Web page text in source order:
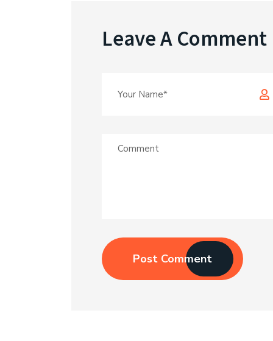
Leave A Comment
Post Comment